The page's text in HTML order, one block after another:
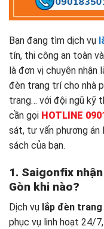
Bạn đang tìm dịch vụ
tín, thi công an toàn
là đơn vị chuyên nhận
đèn trang trí cho nhà
trang… với đội ngũ kỹ
cần gọi HOTLINE
sát, tư vấn phương án
sách của bạn.
1. Saigonfix
Gòn khi nào?
Dịch vụ lắp đèn
phục vụ linh hoạt 24/